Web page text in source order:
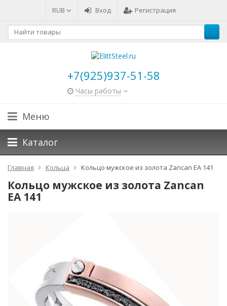
RUB Вход Регистрация
+7(925)937-51-58
Часы работы
Меню
Каталог
Главная Кольца Кольцо мужское из золота Zancan EA 141
Кольцо мужское из золота Zancan
EA 141